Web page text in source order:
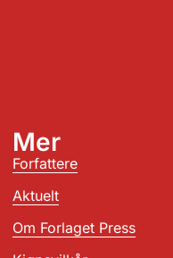
Mer
Forfattere
Aktuelt
Om Forlaget Press